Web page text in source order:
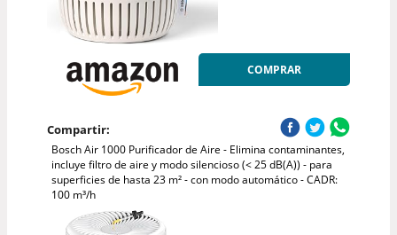
COMPRAR
Compartir:
Bosch Air 1000 Purificador de Aire - Elimina contaminantes,
incluye filtro de aire y modo silencioso (< 25 dB(A)) - para
superficies de hasta 23 m² - con modo automático - CADR:
100 m³/h